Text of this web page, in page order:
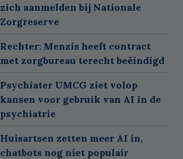
zich aanmelden bij Nationale
Zorgreserve
Rechter: Menzis heeft contract
met zorgbureau terecht beëindigd
Psychiater UMCG ziet volop
kansen voor gebruik van AI in de
psychiatrie
Huisartsen zetten meer AI in,
chatbots nog niet populair